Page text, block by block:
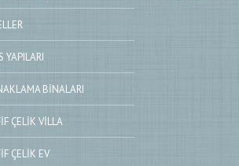
YAPILARI
BINALARI
ÇELIK VILLA
ÇELIK EV